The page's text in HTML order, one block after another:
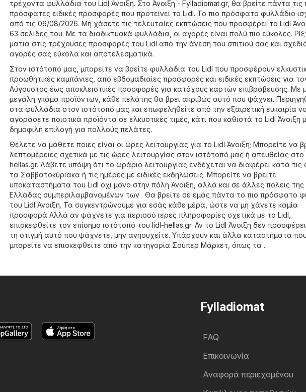
τρέχοντα φυλλάδια του Lidl Άνοιξη. Στο Άνοιξη - Fylladiomat.gr, θα βρείτε πάντα τις
πρόσφατες ειδικές προσφορές που προτείνει το Lidl. Το πιο πρόσφατο φυλλάδιο
από τις 06/08/2026. Μη χάσετε τις τελευταίες εκπτώσεις που προσφέρει το Lidl
63 σελίδες του. Με τα διαδικτυακά φυλλάδια, οι αγορές είναι πολύ πιο εύκολες.
ματιά στις τρέχουσες προσφορές του Lidl από την άνεση του σπιτιού σας και
αγορές σας εύκολα και αποτελεσματικά.
Στον ιστότοπό μας, μπορείτε να βρείτε φυλλάδια του Lidl που προσφέρουν
προωθητικές καμπάνιες, από εβδομαδιαίες προσφορές και ειδικές εκπτώσεις για
Αύγουστος έως αποκλειστικές προσφορές για κατόχους καρτών επιβράβευσης. Με
μεγάλη γκάμα προϊόντων, κάθε πελάτης θα βρει ακριβώς αυτό που ψάχνει.
στα φυλλάδια στον ιστότοπό μας και επωφεληθείτε από την εξαιρετική ευκαιρία
αγοράσετε ποιοτικά προϊόντα σε ελκυστικές τιμές, κάτι που καθιστά το Lidl Άνοιξη
δημοφιλή επιλογή για πολλούς πελάτες.
Θέλετε να μάθετε ποιες είναι οι ώρες λειτουργίας για το Lidl Άνοιξη; Μπορείτε να
λεπτομέρειες σχετικά με τις ώρες λειτουργίας στον ιστότοπό μας ή απευθείας στο
hellas.gr. Λάβετε υπόψη ότι το ωράριο λειτουργίας ενδέχεται να διαφέρει κατά τις
τα Σαββατοκύριακα ή τις ημέρες με ειδικές εκδηλώσεις. Μπορείτε να βρείτε
υποκαταστήματα του Lidl όχι μόνο στην πόλη Άνοιξη, αλλά και σε άλλες πόλεις της
Ελλάδας συμπεριλαμβανομένων των . Θα βρείτε σε εμάς πάντα το πιο πρόσφατο
του Lidl Άνοιξη. Τα συγκεντρώνουμε για εσάς κάθε μέρα, ώστε να μη χάνετε καμία
προσφορά Αλλά αν ψάχνετε για περισσότερες πληροφορίες σχετικά με το Lidl,
επισκεφθείτε τον επίσημο ιστότοπό του lidl-hellas.gr. Αν το Lidl Άνοιξη δεν
τη στιγμή αυτό που ψάχνετε, μην ανησυχείτε. Υπάρχουν και άλλα καταστήματα που
μπορείτε να επισκεφθείτε από την κατηγορία Σούπερ Μάρκετ , όπως τα .
Fylladiomat
FAQ
Επικοινωνία
Αναφορά περιεχομένου